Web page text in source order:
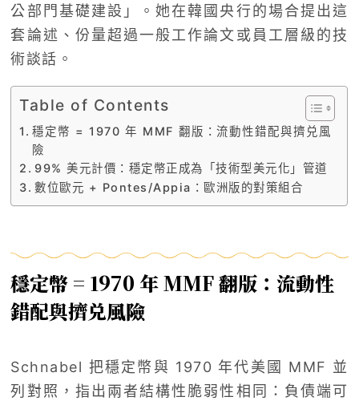
公部門基礎建設」。她在韓國央行的場合提出這
套論述、份量超過一般工作論文或員工層級的技
術談話。
Table of Contents
穩定幣 = 1970 年 MMF 翻版：流動性錯配與擠兑風
險
99% 美元計價：穩定幣正成為「技術型美元化」管道
數位歐元 + Pontes/Appia：歐洲版的對策組合
穩定幣 = 1970 年 MMF 翻版：流動性
錯配與擠兑風險
Schnabel 把穩定幣與 1970 年代美國 MMF 並
列對照，指出兩者結構性脆弱性相同：負債端可